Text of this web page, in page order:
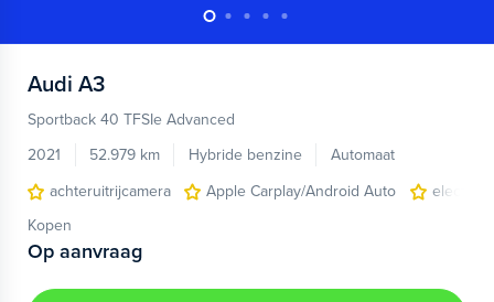
Audi A3
Sportback 40 TFSIe Advanced
2021
52.979 km Hybride benzine
Automaat
achteruitrijcamera
Apple Carplay/Android Auto
Kopen
Op aanvraag